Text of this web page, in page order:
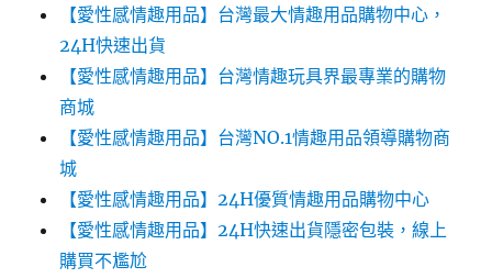
【愛性感情趣用品】台灣最大情趣用品購物中心，
24H快速出貨
【愛性感情趣用品】台灣情趣玩具界最專業的購物
商城
【愛性感情趣用品】台灣NO.1情趣用品領導購物商
城
【愛性感情趣用品】24H優質情趣用品購物中心
【愛性感情趣用品】24H快速出貨隱密包裝，線上
購買不尷尬‎‎